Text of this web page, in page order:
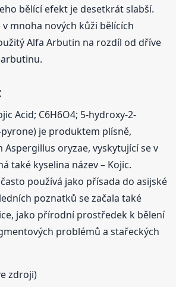
bělící efekt je desetkrát slabší.
mnoha nových kůži bělících
Alfa Arbutin na rozdíl od dříve
Acid; C6H6O4; 5-hydroxy-2-
je produktem plísně,
oryzae, vyskytující se v
také kyselina název – Kojic.
používá jako přísada do asijské
poznatků se začala také
jako přírodní prostředek k bělení
problémů a stařeckých
zdroji)